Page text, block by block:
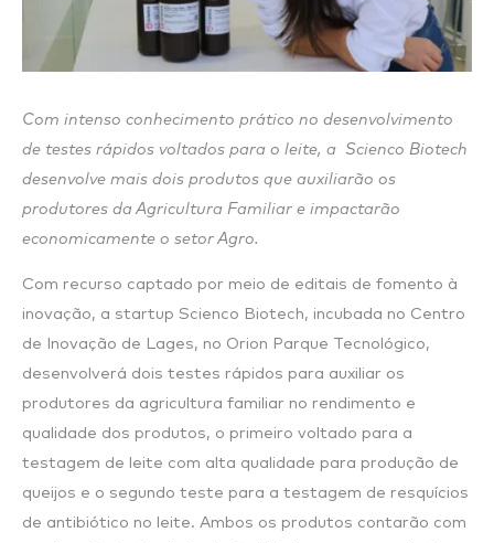
Com intenso conhecimento prático no desenvolvimento
de testes rápidos voltados para o leite, a Scienco Biotech
desenvolve mais dois produtos que auxiliarão os
produtores da Agricultura Familiar e impactarão
economicamente o setor Agro.
Com recurso captado por meio de editais de fomento à
inovação, a startup Scienco Biotech, incubada no Centro
de Inovação de Lages, no Orion Parque Tecnológico,
desenvolverá dois testes rápidos para auxiliar os
produtores da agricultura familiar no rendimento e
qualidade dos produtos, o primeiro voltado para a
testagem de leite com alta qualidade para produção de
queijos e o segundo teste para a testagem de resquícios
de antibiótico no leite. Ambos os produtos contarão com